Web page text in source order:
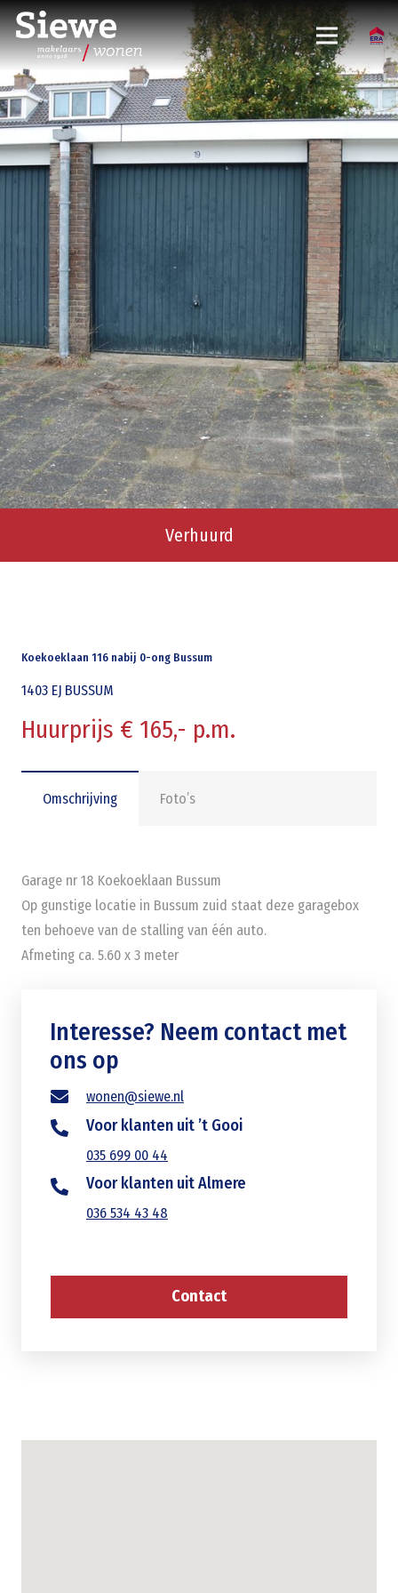
Verhuurd
Koekoeklaan 116 nabij 0-ong Bussum
1403 EJ BUSSUM
Huurprijs € 165,- p.m.
Omschrijving Foto’s
Garage nr 18 Koekoeklaan Bussum
Op gunstige locatie in Bussum zuid staat deze garagebox
ten behoeve van de stalling van één auto.
Afmeting ca. 5.60 x 3 meter
Interesse? Neem contact met
ons op
wonen@siewe.nl
Voor klanten uit ’t Gooi
035 699 00 44
Voor klanten uit Almere
036 534 43 48
Contact